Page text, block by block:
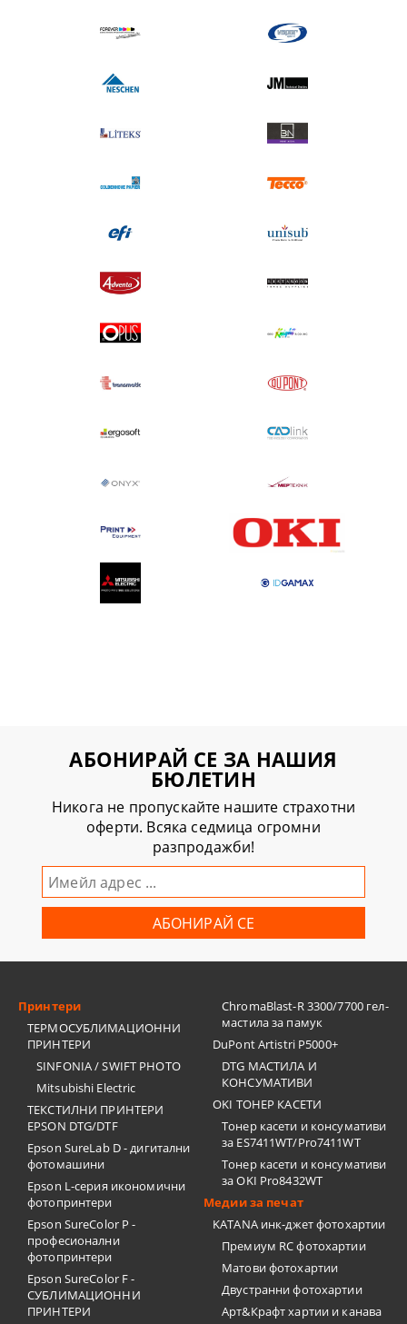
АБОНИРАЙ СЕ ЗА НАШИЯ
БЮЛЕТИН
Никога не пропускайте нашите страхотни
оферти. Всяка седмица огромни
разпродажби!
Принтери
ТЕРМОСУБЛИМАЦИОННИ
ПРИНТЕРИ
SINFONIA / SWIFT PHOTO
Mitsubishi Electric
ТЕКСТИЛНИ ПРИНТЕРИ
EPSON DTG/DTF
Epson SureLab D - дигитални
фотомашини
Epson L-серия икономични
фотопринтери
Epson SureColor P -
професионални
фотопринтери
Epson SureColor F -
СУБЛИМАЦИОННИ
ПРИНТЕРИ
ChromaBlast-R 3300/7700 гел-
мастила за памук
DuPont Artistri P5000+
DTG МАСТИЛА И
КОНСУМАТИВИ
OKI ТОНЕР КАСЕТИ
Тонер касети и консумативи
за ES7411WT/Pro7411WT
Тонер касети и консумативи
за OKI Pro8432WT
Медии за печат
KATANA инк-джет фотохартии
Премиум RC фотохартии
Матови фотохартии
Двустранни фотохартии
Арт&Крафт хартии и канава